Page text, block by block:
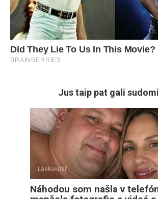
Jus taip pat gali
Láskavosť
Náhodou som našla v